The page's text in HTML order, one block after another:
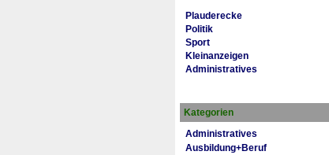
Plauderecke
Politik
Sport
Kleinanzeigen
Administratives
Kategorien
Administratives
Ausbildung+Beruf